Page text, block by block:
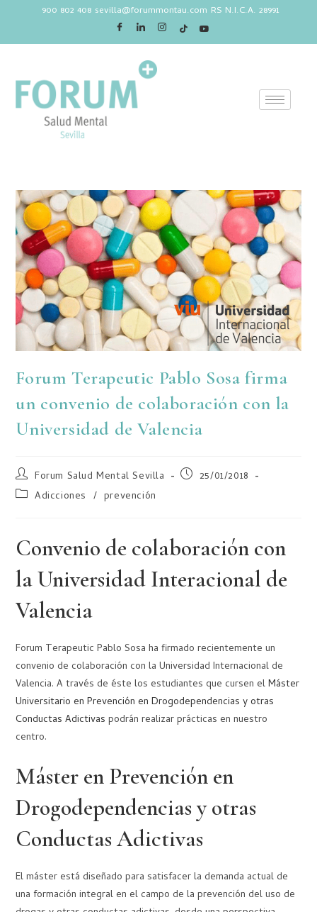
900 802 408 sevilla@forummontau.com RS N.I.C.A. 28991
Forum Terapeutic Pablo Sosa firma
un convenio de colaboración con la
Universidad de Valencia
Forum Salud Mental Sevilla
25/01/2018
Adicciones / prevención
Convenio de colaboración con
la Universidad Interacional de
Valencia
Forum Terapeutic Pablo Sosa ha firmado recientemente un
convenio de colaboración con la Universidad Internacional de
Valencia. A través de éste los estudiantes que cursen elMáster
Universitario en Prevención en Drogodependencias y otras
Conductas Adictivas podrán realizar prácticas en nuestro
centro.
Máster en Prevención en
Drogodependencias y otras
Conductas Adictivas
El máster está diseñado para satisfacer la demanda actual de
una formación integral en el campo de la prevención del uso de